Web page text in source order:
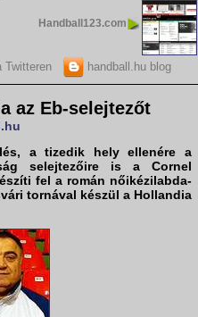
Handball123.com
Twitteren handball.hu blog
az Eb-selejtezőt
a tizedik hely ellenére a
selejtezőire is a Cornel
fel a román nőikézilabda-
tornával készül a Hollandia